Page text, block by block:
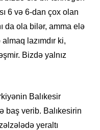
6 və 6-dan çox olan
da ola bilər, amma elə
lazımdır ki,
Bizdə yalnız
Balıkesir
baş verib. Balıkesirin
yeraltı